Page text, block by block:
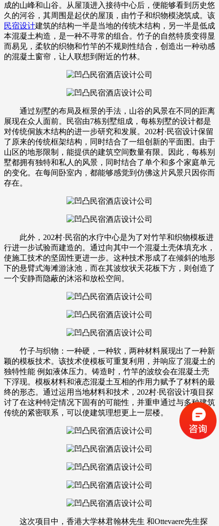
成的山峰和山谷。从屋顶进入接待中心后，便能够看到历史悠
久的河谷，其周围是起伏的屋顶，由竹子和织物模浇筑成。该
民宿设计建筑的结构一半是当地的传统木结构，另一半是低成
本混凝土构造，是一种不寻常的组合。竹子的自然特质变得显
而易见，柔软的织物和竹竿的不规则性结合，创造出一种动感
的混凝土窗帘，让人联想到附近的竹林。
通过别墅的布局及框景的手法，山谷的风景在不同的距离
展现在众人面前。民宿由7栋别墅组成，每栋别墅的设计都是
对传统侗族木结构的进一步研究和发展。202村·民宿设计保留
了原来的传统框架结构，同时结合了一组创新的平面图。由于
山区的地形限制，能提供的建筑空间数量有限。因此，每栋别
墅都拥有独特和私人的风景，同时结合了单个和多个家庭单元
的变化。在每间卧室内，都能够感觉到仿佛这片风景只因你而
存在。
此外，202村·民宿的水疗中心是为了对竹竿和织物模板进
行进一步试验而建造的。通过向其中一个混凝土壳体填充水，
使施工技术的坚固性更进一步。这种技术形成了在倾斜的地形
下的悬臂式海滩游泳池，而在其波纹状天花板下方，则创造了
一个安静而隐蔽的沐浴和放松空间。
竹子与织物：一种硬，一种软，两种材料展现出了一种新
颖的模板技术。该技术使模板可重复利用，并响应了混凝土的
独特性能 例如液体压力。铸造时，竹竿的波纹会在混凝土壳
下浮现。模板材料和液态混凝土互相的作用力赋予了材料的最
终的形态。通过运用当地材料和技术，202村·民宿设计项目探
讨了在这种特定情况下固有的可能性，并重申通过与多种建筑
传统的紧密联系，可以使建筑理想更上一层楼。
这次项目中，香港大学林君翰林先生 和Ottevaere先生探